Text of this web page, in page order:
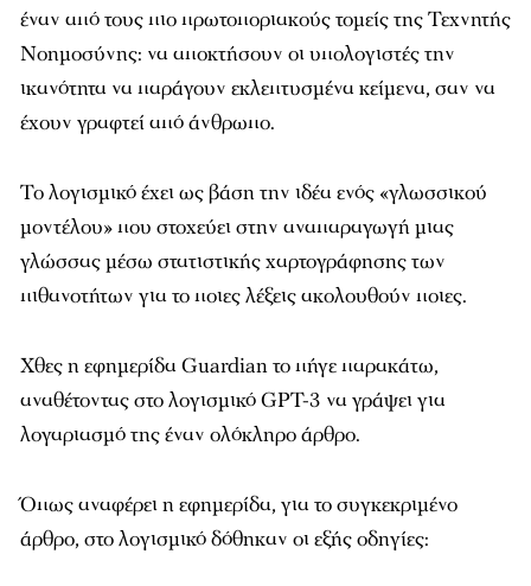
έναν από τους πιο πρωτοποριακούς τομείς της Τεχνητής
Νοημοσύνης: να αποκτήσουν οι υπολογιστές την
ικανότητα να παράγουν εκλεπτυσμένα κείμενα, σαν να
έχουν γραφτεί από άνθρωπο.
Το λογισμικό έχει ως βάση την ιδέα ενός «γλωσσικού
μοντέλου» που στοχεύει στην αναπαραγωγή μιας
γλώσσας μέσω στατιστικής χαρτογράφησης των
πιθανοτήτων για το ποιες λέξεις ακολουθούν ποιες.
Χθες η εφημερίδα Guardian το πήγε παρακάτω,
αναθέτοντας στο λογισμικό GPT-3 να γράψει για
λογαριασμό της έναν ολόκληρο άρθρο.
Όπως αναφέρει η εφημερίδα, για το συγκεκριμένο
άρθρο, στο λογισμικό δόθηκαν οι εξής οδηγίες: